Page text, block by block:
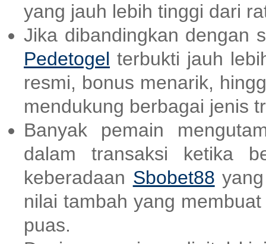
yang jauh lebih tinggi dari
Jika dibandingkan dengan
Pedetogel terbukti jauh
resmi, bonus menarik,
mendukung berbagai jenis
Banyak pemain
dalam transaksi ketika
keberadaan Sbobet88
nilai tambah yang
puas.